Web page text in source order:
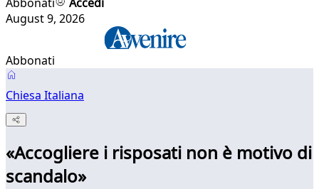
August 9, 2026
Abbonati
Chiesa Italiana
«Accogliere i risposati non è motivo di
scandalo»